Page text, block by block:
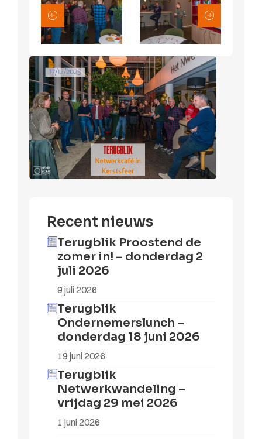
Recent nieuws
Terugblik Proostend de
zomer in! – donderdag 2
juli 2026
9 juli 2026
Terugblik
Ondernemerslunch –
donderdag 18 juni 2026
19 juni 2026
Terugblik
Netwerkwandeling –
vrijdag 29 mei 2026
1 juni 2026